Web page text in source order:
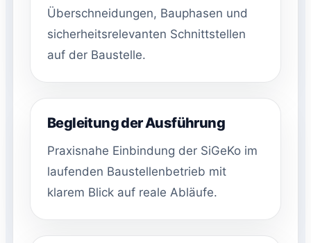
Überschneidungen, Bauphasen und
sicherheitsrelevanten Schnittstellen
auf der Baustelle.
Begleitung der Ausführung
Praxisnahe Einbindung der SiGeKo im
laufenden Baustellenbetrieb mit
klarem Blick auf reale Abläufe.